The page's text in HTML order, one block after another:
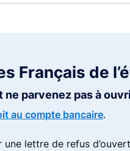
Français de
ne parvenez pas à
au compte bancaire.
lettre de refus